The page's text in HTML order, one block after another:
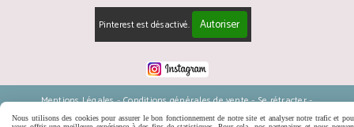
Pinterest est désactivé. Autoriser
Mentions Légales Conditions générales de vente
Se rétracter
Politique de confidentialité
Gestion cookies Mon Compte
Nous utilisons des cookies pour assurer le bon fonctionnement de notre site et analyser notre trafic et